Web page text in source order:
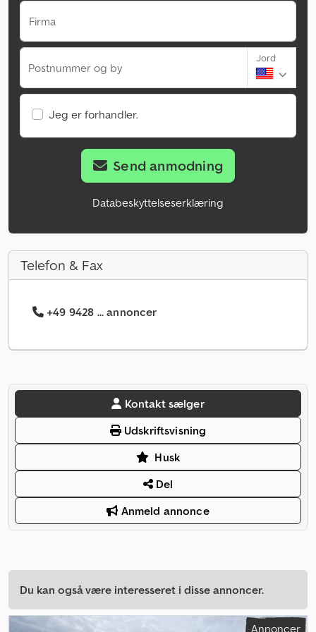
Firma
Postnummer og by
Jord
Jeg er forhandler.
Send anmodning
Databeskyttelseserklæring
Telefon & Fax
+49 9428 ... annoncer
Kontakt sælger
Udskriftsvisning
Husk
Del
Anmeld annonce
Du kan også være interesseret i disse annoncer.
Annoncer